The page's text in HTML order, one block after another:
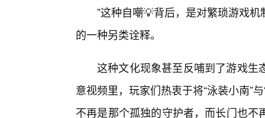
”这种自嘲💡背后，是对繁琐游戏
的一种另类诠释。
这种文化现象甚至反哺到了游戏生
意视频里，玩家们热衷于将“泳装小南”
不再是那个孤独的守护者，而长门也